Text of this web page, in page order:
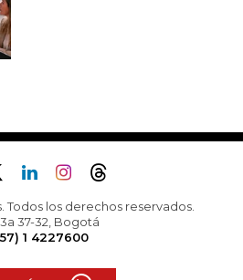
Todos los derechos reservados.
37-32, Bogotá
1 4227600